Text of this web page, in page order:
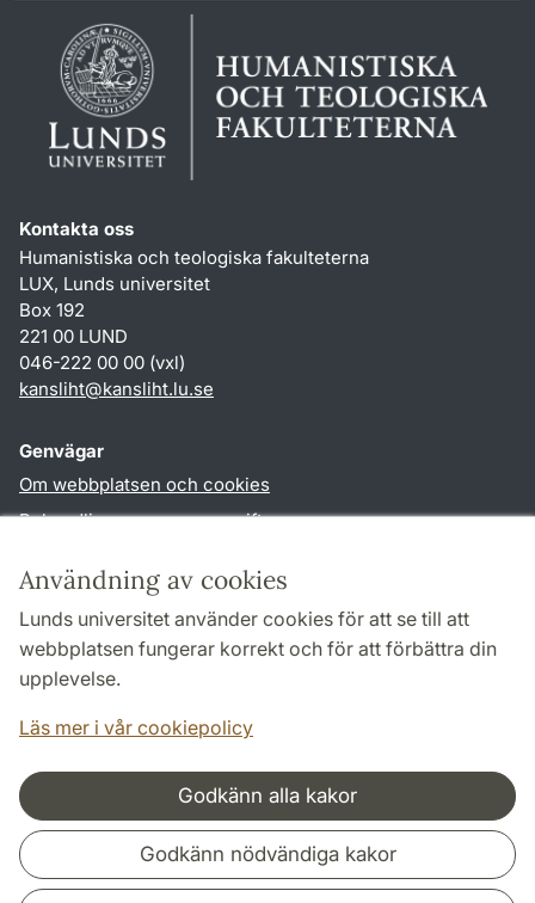
Användning av cookies
Lunds universitet använder cookies för att se till att
webbplatsen fungerar korrekt och för att förbättra din
upplevelse.
Läs mer i vår cookiepolicy
Godkänn alla kakor
Godkänn nödvändiga kakor
Kontakta oss
Humanistiska och teologiska fakulteterna
LUX, Lunds universitet
Box 192
221 00 LUND
046-222 00 00 (vxl)
kansliht@kansliht.lu.se
Genvägar
Om webbplatsen och cookies
Behandling av personuppgifter
TYPO3-login
Följ oss i sociala medier
Samarbeten och nätverk